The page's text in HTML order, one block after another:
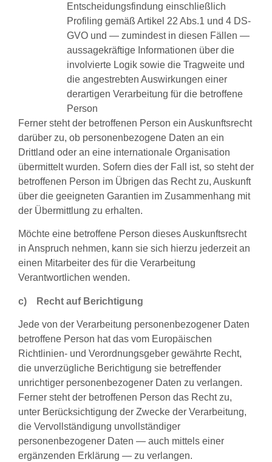
Entscheidungsfindung einschließlich
Profiling gemäß Artikel 22 Abs.1 und 4 DS-
GVO und — zumindest in diesen Fällen —
aussagekräftige Informationen über die
involvierte Logik sowie die Tragweite und
die angestrebten Auswirkungen einer
derartigen Verarbeitung für die betroffene
Person
Ferner steht der betroffenen Person ein Auskunftsrecht
darüber zu, ob personenbezogene Daten an ein
Drittland oder an eine internationale Organisation
übermittelt wurden. Sofern dies der Fall ist, so steht der
betroffenen Person im Übrigen das Recht zu, Auskunft
über die geeigneten Garantien im Zusammenhang mit
der Übermittlung zu erhalten.
Möchte eine betroffene Person dieses Auskunftsrecht
in Anspruch nehmen, kann sie sich hierzu jederzeit an
einen Mitarbeiter des für die Verarbeitung
Verantwortlichen wenden.
c) Recht auf Berichtigung
Jede von der Verarbeitung personenbezogener Daten
betroffene Person hat das vom Europäischen
Richtlinien- und Verordnungsgeber gewährte Recht,
die unverzügliche Berichtigung sie betreffender
unrichtiger personenbezogener Daten zu verlangen.
Ferner steht der betroffenen Person das Recht zu,
unter Berücksichtigung der Zwecke der Verarbeitung,
die Vervollständigung unvollständiger
personenbezogener Daten — auch mittels einer
ergänzenden Erklärung — zu verlangen.